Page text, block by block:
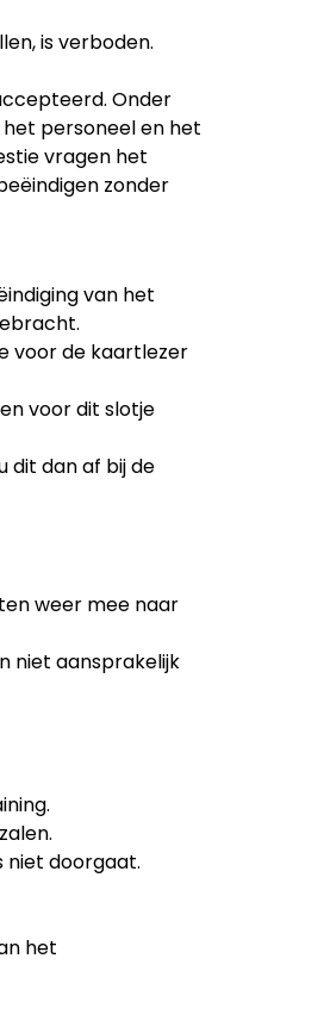
is verboden.
Onder
personeel en het
vragen het
zonder
van het
voor de kaartlezer
voor dit slotje
dit dan af bij de
weer mee naar
niet aansprakelijk
niet doorgaat.
het